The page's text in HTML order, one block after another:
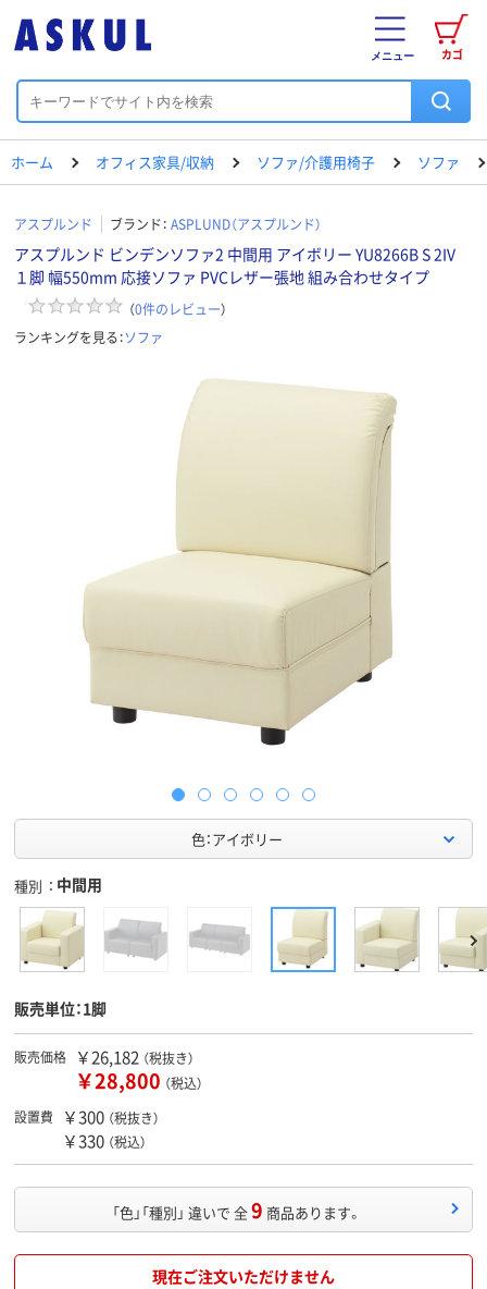
カゴ
メニュー
ホーム オフィス家具/収納 ソファ/介護用椅子 ソファ
アスプルンド ブランド： ASPLUND（アスプルンド）
アスプルンド ビンデンソファ2 中間用 アイボリー YU8266B S 2IV
１脚 幅550mm 応接ソファ PVCレザー張地 組み合わせタイプ
（0件のレビュー）
ランキングを見る：ソファ
色：アイボリー
種別 中間用
販売単位：1脚
販売価格 ￥26,182 （税抜き）
￥28,800 （税込）
設置費
￥300 （税抜き）
￥330 （税込）
「色」「種別」 違いで 全9 商品あります。
現在ご注文いただけません